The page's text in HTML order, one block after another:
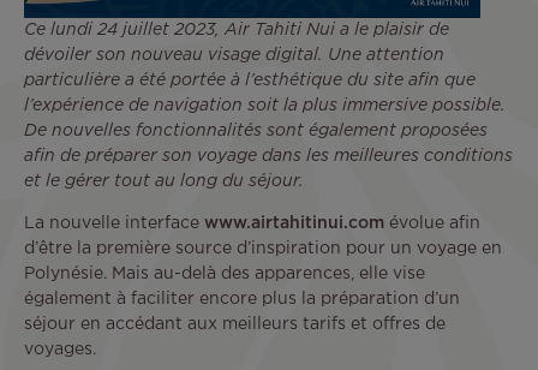
Ce lundi 24 juillet 2023, Air Tahiti Nui a le plaisir de
dévoiler son nouveau visage digital. Une attention
particulière a été portée à l’esthétique du site afin que
l’expérience de navigation soit la plus immersive possible.
De nouvelles fonctionnalités sont également proposées
afin de préparer son voyage dans les meilleures conditions
et le gérer tout au long du séjour.
La nouvelle interface www.airtahitinui.com évolue afin
d’être la première source d’inspiration pour un voyage en
Polynésie. Mais au-delà des apparences, elle vise
également à faciliter encore plus la préparation d’un
séjour en accédant aux meilleurs tarifs et offres de
voyages.